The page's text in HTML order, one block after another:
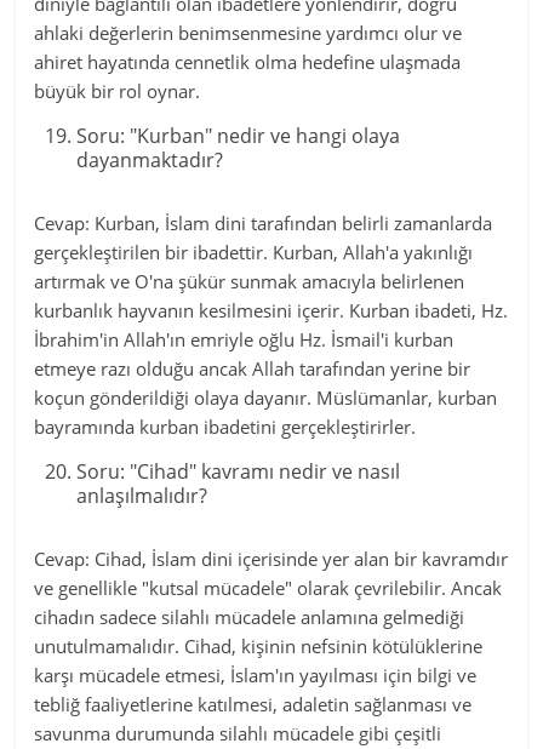
ahlaki değerlerin benimsenmesine yardımcı olur ve
ahiret hayatında cennetlik olma hedefine ulaşmada
büyük bir rol oynar.
Soru: "Kurban" nedir ve hangi olaya
dayanmaktadır?
Cevap: Kurban, İslam dini tarafından belirli zamanlarda
gerçekleştirilen bir ibadettir. Kurban, Allah'a yakınlığı
artırmak ve O'na şükür sunmak amacıyla belirlenen
kurbanlık hayvanın kesilmesini içerir. Kurban ibadeti, Hz.
İbrahim'in Allah'ın emriyle oğlu Hz. İsmail'i kurban
etmeye razı olduğu ancak Allah tarafından yerine bir
koçun gönderildiği olaya dayanır. Müslümanlar, kurban
bayramında kurban ibadetini gerçekleştirirler.
Soru: "Cihad" kavramı nedir ve nasıl
anlaşılmalıdır?
Cevap: Cihad, İslam dini içerisinde yer alan bir kavramdır
ve genellikle "kutsal mücadele" olarak çevrilebilir. Ancak
cihadın sadece silahlı mücadele anlamına gelmediği
unutulmamalıdır. Cihad, kişinin nefsinin kötülüklerine
karşı mücadele etmesi, İslam'ın yayılması için bilgi ve
tebliğ faaliyetlerine katılmesi, adaletin sağlanması ve
savunma durumunda silahlı mücadele gibi çeşitli